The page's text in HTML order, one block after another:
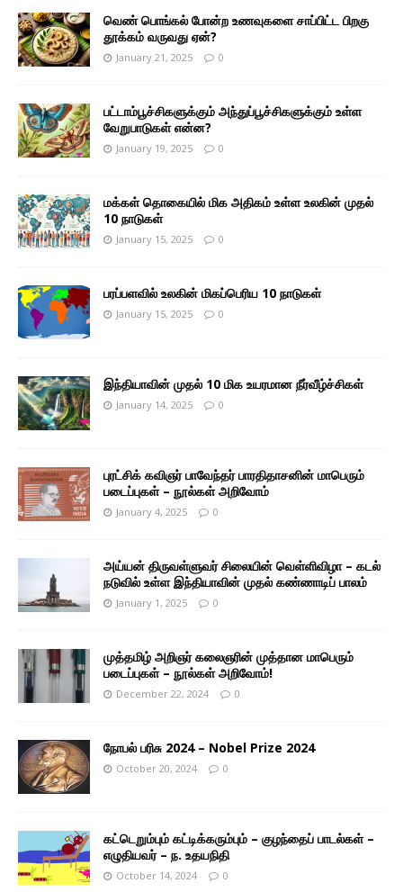
வெண் பொங்கல் போன்ற உணவுகளை சாப்பிட்ட பிறகு
தூக்கம் வருவது ஏன்?
January 21, 2025 0
பட்டாம்பூச்சிகளுக்கும் அந்துப்பூச்சிகளுக்கும் உள்ள
வேறுபாடுகள் என்ன?
January 19, 2025 0
மக்கள் தொகையில் மிக அதிகம் உள்ள உலகின் முதல்
10 நாடுகள்
January 15, 2025 0
பரப்பளவில் உலகின் மிகப்பெரிய 10 நாடுகள்
January 15, 2025 0
இந்தியாவின் முதல் 10 மிக உயரமான நீர்வீழ்ச்சிகள்
January 14, 2025 0
புரட்சிக் கவிஞர் பாவேந்தர் பாரதிதாசனின் மாபெரும்
படைப்புகள் – நூல்கள் அறிவோம்
January 4, 2025 0
அய்யன் திருவள்ளுவர் சிலையின் வெள்ளிவிழா – கடல்
நடுவில் உள்ள இந்தியாவின் முதல் கண்ணாடிப் பாலம்
January 1, 2025 0
முத்தமிழ் அறிஞர் கலைஞரின் முத்தான மாபெரும்
படைப்புகள் – நூல்கள் அறிவோம்!
December 22, 2024 0
நோபல் பரிசு 2024 – Nobel Prize 2024
October 20, 2024 0
கட்டெறும்பும் கட்டிக்கரும்பும் – குழந்தைப் பாடல்கள் –
எழுதியவர் – ந. உதயநிதி
October 14, 2024 0